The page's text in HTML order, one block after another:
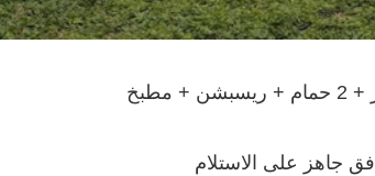
جاهز على الاستلام